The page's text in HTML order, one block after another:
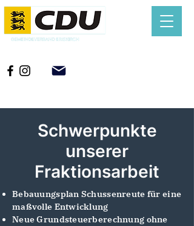
Schwerpunkte
unserer
Fraktionsarbeit
Bebauungsplan Schussenreute für eine
maßvolle Entwicklung
Neue Grundsteuerberechnung ohne